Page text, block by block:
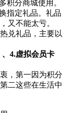
积分商城使用。
指定礼品。礼品
又不能太亏。
兑礼品，主要以
4.虚拟会员卡
，第一因为积分
二这些在生活中